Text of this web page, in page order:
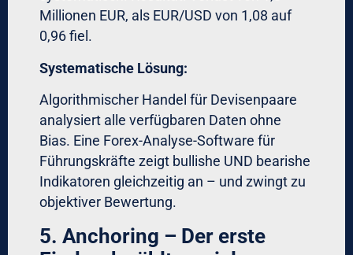
Label-Option
Für semi-automatischen Handel:
Forex-Risiko-Management-Software
Forex-Portfolio-Managementmit
Korrelations-Überwachung
Handelssoftware für Devisenpaare
mit automatischen Alerts bei
Regelbruch
Phase 3 – Automation
(Woche 7-12)